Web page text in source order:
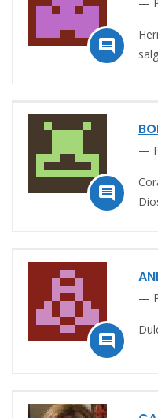


